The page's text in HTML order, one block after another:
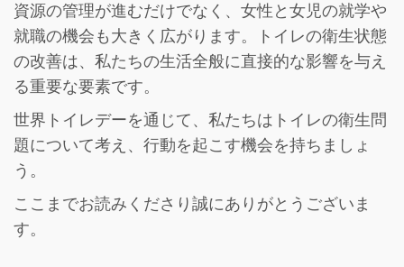
資源の管理が進むだけでなく、女性と女児の就学や
就職の機会も大きく広がります。トイレの衛生状態
の改善は、私たちの生活全般に直接的な影響を与え
る重要な要素です。
世界トイレデーを通じて、私たちはトイレの衛生問
題について考え、行動を起こす機会を持ちましょ
う。
ここまでお読みくださり誠にありがとうございま
す。